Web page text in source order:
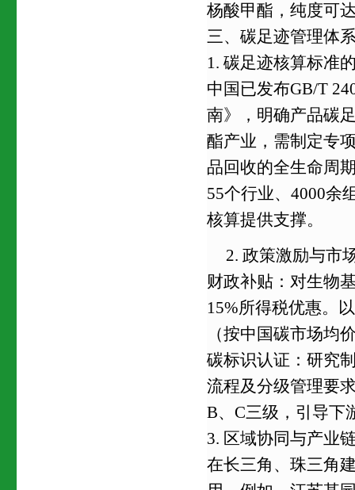
杨酸甲酯，纯度可
三、碳足迹管理体
1. 碳足迹核算标准
中国已发布GB/T
南》，明确产品碳
酯产业，需制定专
品回收的全生命周
55个行业、4000余
核算提供支撑。
2. 政策激励与市
财政补贴：对生物
15%所得税优惠。
（按中国碳市场均
碳标识认证：研究
流程及分级管理要
B、C三级，引导下
3. 区域协同与产业
在长三角、珠三角